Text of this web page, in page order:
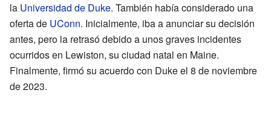
la Universidad de Duke. También había considerado una
oferta de UConn. Inicialmente, iba a anunciar su decisión
antes, pero la retrasó debido a unos graves incidentes
ocurridos en Lewiston, su ciudad natal en Maine.
Finalmente, firmó su acuerdo con Duke el 8 de noviembre
de 2023.